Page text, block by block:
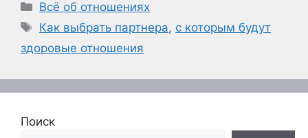
Рубрики
Всё об отношениях
Метки
Как выбрать партнера, с которым будут
здоровые отношения
Поиск